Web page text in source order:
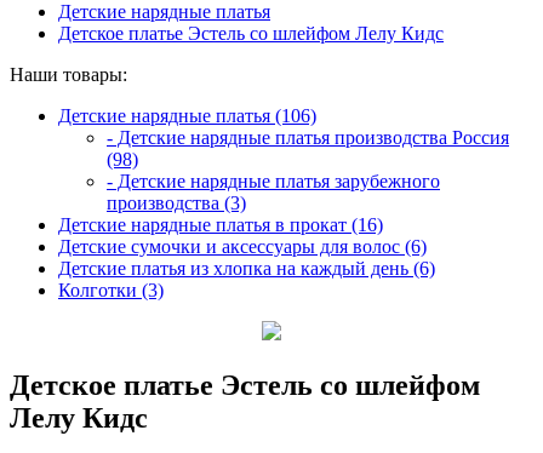
Детские нарядные платья
Детское платье Эстель со шлейфом Лелу Кидс
Наши товары:
Детские нарядные платья (106)
- Детские нарядные платья производства Россия
(98)
- Детские нарядные платья зарубежного
производства (3)
Детские нарядные платья в прокат (16)
Детские сумочки и аксессуары для волос (6)
Детские платья из хлопка на каждый день (6)
Колготки (3)
Детское платье Эстель со шлейфом
Лелу Кидс